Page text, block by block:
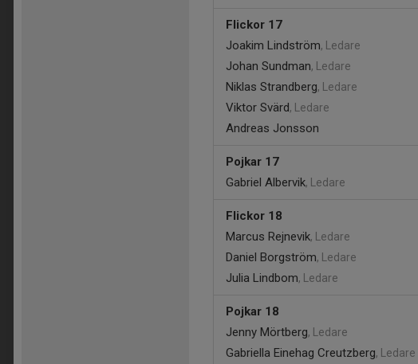
Flickor 17
Joakim Lindström, Ledare
Johan Sundman, Ledare
Niklas Strandberg, Ledare
Viktor Svärd, Ledare
Andreas Jonsson
Pojkar 17
Gabriel Albervik, Ledare
Flickor 18
Marcus Rejnevik, Ledare
Daniel Borgström, Ledare
Julia Lindbom, Ledare
Pojkar 18
Jenny Mörtberg, Ledare
Gabriella Einehag Creutzberg, Ledare